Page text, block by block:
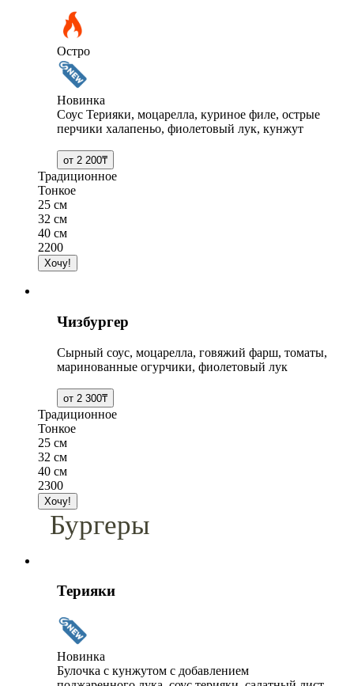
Остро
Новинка
Соус Терияки, моцарелла, куриное филе, острые
перчики халапеньо, фиолетовый лук, кунжут
Традиционное
Тонкое
25 см
32 см
40 см
2200
Чизбургер
Сырный соус, моцарелла, говяжий фарш, томаты,
маринованные огурчики, фиолетовый лук
Традиционное
Тонкое
25 см
32 см
40 см
2300
Бургеры
Терияки
Новинка
Булочка с кунжутом с добавлением